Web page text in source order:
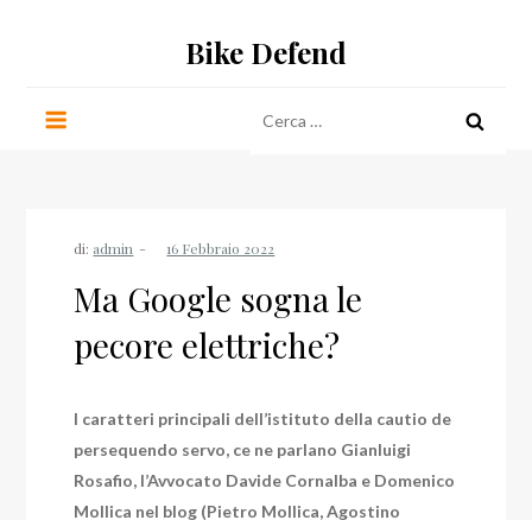
Bike Defend
per:
di: admin
Ma Google sogna le
pecore elettriche?
I caratteri principali dell’istituto della cautio de
persequendo servo, ce ne parlano Gianluigi
Rosafio, l’Avvocato Davide Cornalba e Domenico
Mollica nel blog (Pietro Mollica, Agostino